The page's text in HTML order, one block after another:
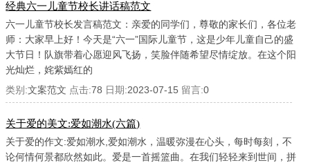
经典六一儿童节校长讲话稿范文
六一儿童节校长发言稿范文：亲爱的同学们，尊敬的家长们，各位老
师：大家早上好！今天是“六一”国际儿童节，这是少年儿童自己的盛
大节日！队旗带着心愿迎风飞扬，笑脸伴随希望尽情绽放。在这个阳
光灿烂，姹紫嫣红的
类别:文案范文 点击:78 日期:2023-07-15 留言:0
关于爱的美文:爱如潮水(六篇)
关于爱的作文:爱如潮水,爱如潮水，温暖弥漫在心头，每时每刻，不
论何情何景都欣然如此。爱是一首摇篮曲。在我们轻轻来到世间，拼